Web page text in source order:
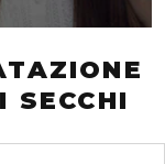
SECCHI